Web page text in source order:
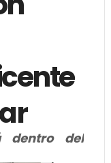
dentro del